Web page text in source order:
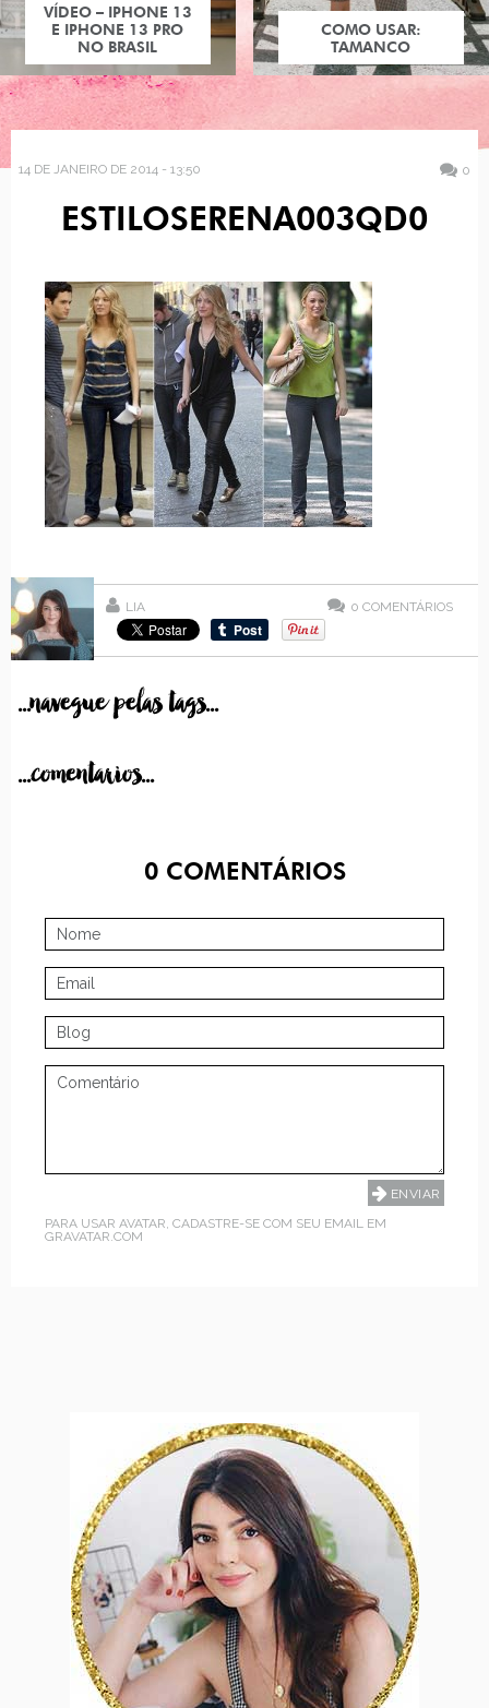
VÍDEO – IPHONE 13
E IPHONE 13 PRO
NO BRASIL
COMO USAR:
TAMANCO
14 DE JANEIRO DE 2014 - 13:50 0
ESTILOSERENA003QD0
LIA 0 COMENTÁRIOS
...navegue pelas tags...
...comentarios...
0COMENTÁRIOS
PARA USAR AVATAR, CADASTRE-SE COM SEU EMAIL EM
GRAVATAR.COM